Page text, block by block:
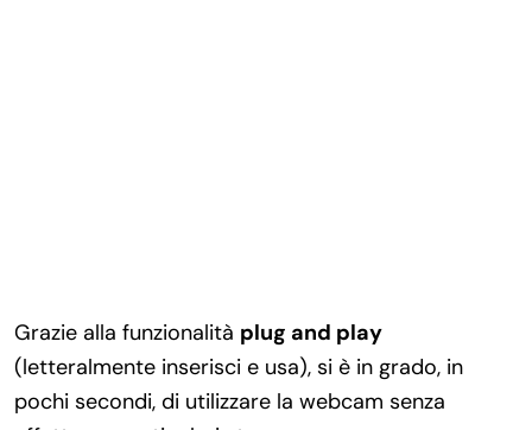
Grazie alla funzionalità plug and play
(letteralmente inserisci e usa), si è in grado, in
pochi secondi, di utilizzare la webcam senza